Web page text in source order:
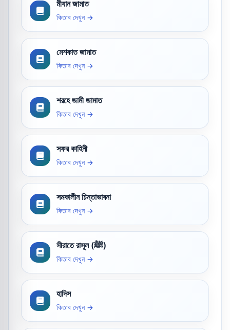
মীযান জামাত
কিতাব দেখুন →
মেশকাত জামাত
কিতাব দেখুন →
শরহে জামী জামাত
কিতাব দেখুন →
সফর কাহিনী
কিতাব দেখুন →
সমকালীন চিন্তাভাবনা
কিতাব দেখুন →
সীরাতে রাসূল (ﷺ)
কিতাব দেখুন →
হাদিস
কিতাব দেখুন →